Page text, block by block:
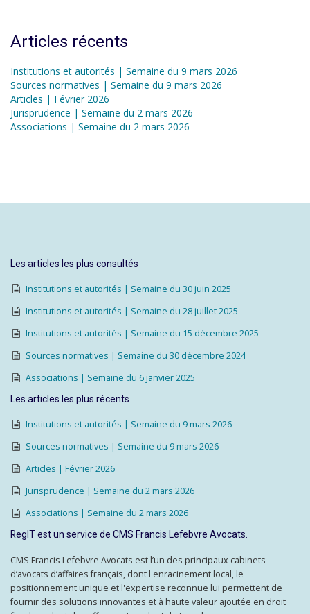
Articles récents
Institutions et autorités | Semaine du 9 mars 2026
Sources normatives | Semaine du 9 mars 2026
Articles | Février 2026
Jurisprudence | Semaine du 2 mars 2026
Associations | Semaine du 2 mars 2026
Les articles les plus consultés
Institutions et autorités | Semaine du 30 juin 2025
Institutions et autorités | Semaine du 28 juillet 2025
Institutions et autorités | Semaine du 15 décembre 2025
Sources normatives | Semaine du 30 décembre 2024
Associations | Semaine du 6 janvier 2025
Les articles les plus récents
Institutions et autorités | Semaine du 9 mars 2026
Sources normatives | Semaine du 9 mars 2026
Articles | Février 2026
Jurisprudence | Semaine du 2 mars 2026
Associations | Semaine du 2 mars 2026
RegIT est un service de CMS Francis Lefebvre Avocats.
CMS Francis Lefebvre Avocats est l’un des principaux cabinets
d’avocats d’affaires français, dont l'enracinement local, le
positionnement unique et l'expertise reconnue lui permettent de
fournir des solutions innovantes et à haute valeur ajoutée en droit